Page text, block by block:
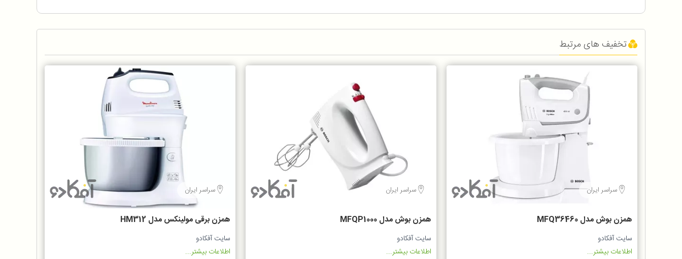
تخفیف های مرتبط
سراسر ایران
همزن بوش مدل MFQ36460
سایت آفکادو
اطلاعات بیشتر...
سراسر ایران
همزن بوش مدل MFQP1000
سایت آفکادو
اطلاعات بیشتر...
سراسر ایران
همزن برقی مولینکس مدل HM312
سایت آفکادو
اطلاعات بیشتر...